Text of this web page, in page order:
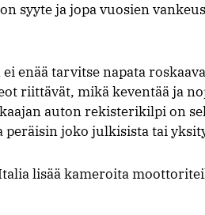
syyte ja jopa vuosien
enää tarvitse napata
riittävät, mikä keventää ja
auton rekisterikilpi on
peräisin joko julkisista tai
lisää kameroita